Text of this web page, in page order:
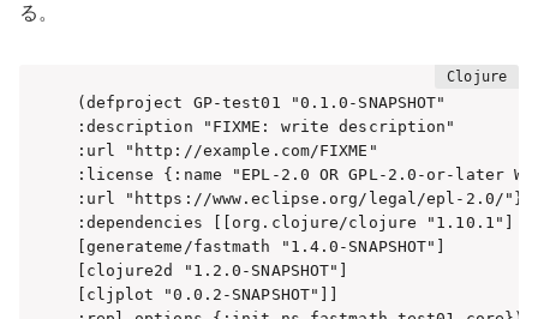
る。
(defproject GP-test01 "0.1.0-SNAPSHOT"
:description "FIXME: write description"
:url "http://example.com/FIXME"
:license {:name "EPL-2.0 OR GPL-2.0-or-later
:url "https://www.eclipse.org/legal/epl-2.0/"}
:dependencies [[org.clojure/clojure "1.10.1"]
[generateme/fastmath "1.4.0-SNAPSHOT"]
[clojure2d "1.2.0-SNAPSHOT"]
[cljplot "0.0.2-SNAPSHOT"]]